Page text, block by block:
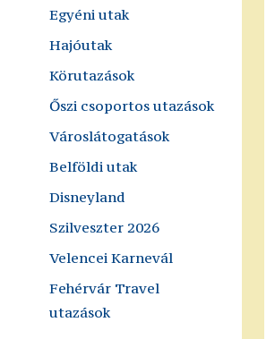
Egyéni utak
Hajóutak
Körutazások
Őszi csoportos utazások
Városlátogatások
Belföldi utak
Disneyland
Szilveszter 2026
Velencei Karnevál
Fehérvár Travel
utazások